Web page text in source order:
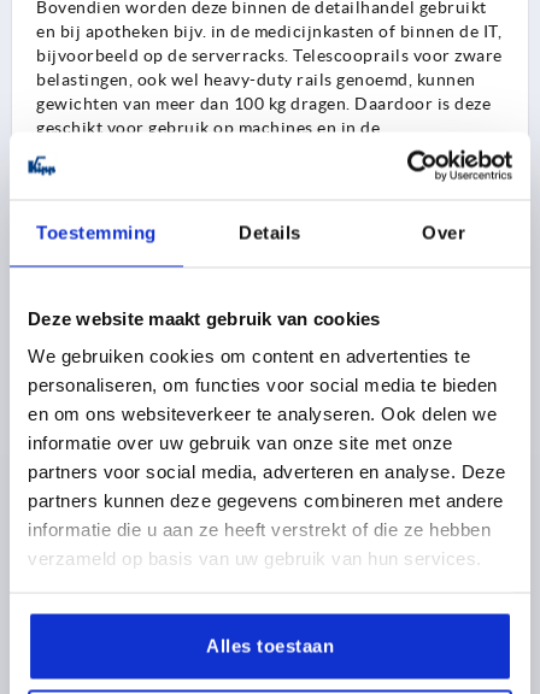
Toestemming Details Over
Deze website maakt gebruik van cookies
We gebruiken cookies om content en advertenties te
personaliseren, om functies voor social media te bieden
en om ons websiteverkeer te analyseren. Ook delen we
informatie over uw gebruik van onze site met onze
partners voor social media, adverteren en analyse. Deze
partners kunnen deze gegevens combineren met andere
informatie die u aan ze heeft verstrekt of die ze hebben
verzameld op basis van uw gebruik van hun services.
Alles toestaan
Bovendien worden deze binnen de detailhandel gebruikt
en bij apotheken bijv. in de medicijnkasten of binnen de IT,
bijvoorbeeld op de serverracks. Telescooprails voor zware
belastingen, ook wel heavy-duty rails genoemd, kunnen
gewichten van meer dan 100 kg dragen. Daardoor is deze
geschikt voor gebruik op machines en in de
transporttechniek. Dankzij de bijzonder stabiele
constructie zijn de heavy-duty rails van KIPP ook geschikt
reddingsvoertuigen van brandweer, ambulances, bij
catastrofes en zelfs voor militaire voertuigen.
Uitrustingsvarianten van de KIPP
telescooprails
Niet alle telescooprails zijn gelijk. Naast verschillende
materialen en belastingbereiken kan ook onderscheid
tussen meerdere uitrustingsvarianten worden gemaakt,
die de telescooprails uitbreiden.
Telescooprails met Soft-Close
bij het sluiten. Deze vangt de rail kort voor de eindstand
op en zorgt voor een gedempt, zelfstandig intrekken tot